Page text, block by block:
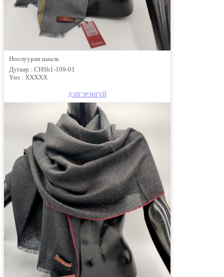
Ноолууран шааль
Дугаар : CHSh1-109-01
Үнэ : ХХХХХ
ДЭЛГЭРЭНГҮЙ